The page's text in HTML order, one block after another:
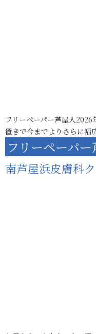
フリーペーパー芦屋人
置きで今までよりさらに幅
フリーペーパ
南芦屋浜皮膚科